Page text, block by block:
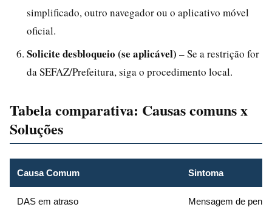
simplificado, outro navegador ou o aplicativo móvel
oficial.
Solicite desbloqueio (se aplicável) – Se a restrição for
da SEFAZ/Prefeitura, siga o procedimento local.
Tabela comparativa: Causas comuns x
Soluções
Causa Comum Sintoma
DAS em atraso Mensagem de